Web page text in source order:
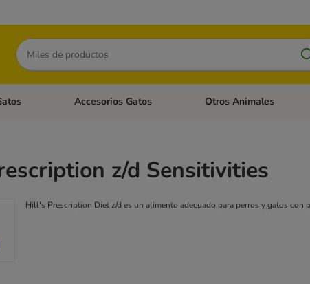
Buscar
abierto: Accesorios Perros
Menú de categoria abierto: Comida Gatos
Accesorios Gatos Menú de categoria abierto:
Otros Animales
z/d Sensitivities
Hill's Prescription Diet z/d es un alimento adecuado para perros y gatos con